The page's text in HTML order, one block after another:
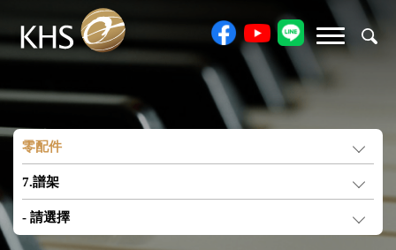
零配件
7.譜架
- 請選擇